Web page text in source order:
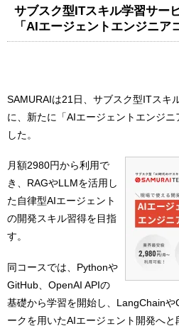
サブスク型ITスキル学習サー
「AIエージェントエンジニア
SAMURAIは21日、サブスク型ITスキ
に、新たに「AIエージェントエンジ
した。
月額2980円から利用で
き、RAGやLLMを活用し
た自律型AIエージェント
の開発スキル習得を目指
す。
同コースでは、Pythonや
GitHub、OpenAI APIの
基礎から学習を開始し、LangChain
ークを用いたAIエージェント開発へ